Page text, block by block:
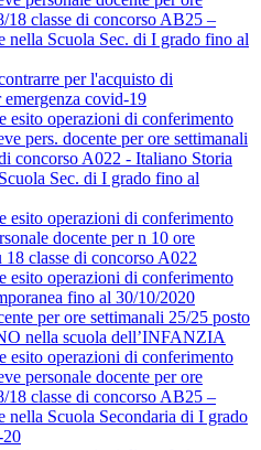
18 classe di concorso AB25 –
nella Scuola Sec. di I grado fino al
per l'acquisto di
emergenza covid-19
esito operazioni di conferimento
pers. docente per ore settimanali
concorso A022 - Italiano Storia
Sec. di I grado fino al
esito operazioni di conferimento
docente per n 10 ore
18 classe di concorso A022
esito operazioni di conferimento
fino al 30/10/2020
per ore settimanali 25/25 posto
nella scuola dell’INFANZIA
esito operazioni di conferimento
personale docente per ore
18 classe di concorso AB25 –
nella Scuola Secondaria di I grado